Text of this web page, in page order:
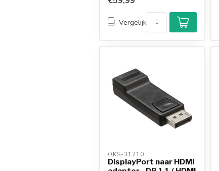
Vergelijk
OKS-31210
DisplayPort naar HDMI